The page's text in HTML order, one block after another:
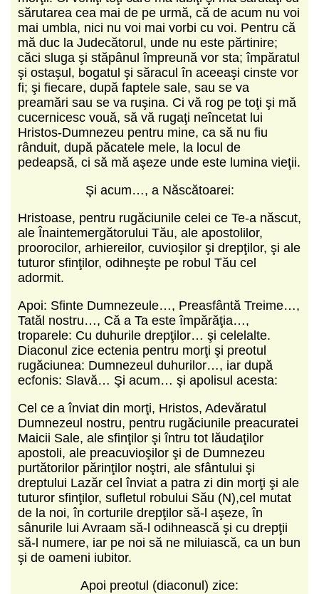
sărutarea cea mai de pe urmă, că de acum nu voi
mai umbla, nici nu voi mai vorbi cu voi. Pentru că
mă duc la Judecătorul, unde nu este părtinire;
căci sluga şi stăpânul împreună vor sta; împăratul
şi ostaşul, bogatul şi săracul în aceeaşi cinste vor
fi; şi fiecare, după faptele sale, sau se va
preamări sau se va ruşina. Ci vă rog pe toţi şi mă
cucernicesc vouă, să vă rugaţi neîncetat lui
Hristos‑Dumnezeu pentru mine, ca să nu fiu
rânduit, după păcatele mele, la locul de
pedeapsă, ci să mă aşeze unde este lumina vieţii.
Şi acum…, a Născătoarei:
Hristoase, pentru rugăciunile celei ce Te‑a născut,
ale Înaintemergătorului Tău, ale apostolilor,
proorocilor, arhiereilor, cuvioşilor şi drepţilor, şi ale
tuturor sfinţilor, odihneşte pe robul Tău cel
adormit.
Apoi: Sfinte Dumnezeule…, Preasfântă Treime…,
Tatăl nostru…, Că a Ta este împărăţia…,
troparele: Cu duhurile drepţilor… şi celelalte.
Diaconul zice ectenia pentru morţi şi preotul
rugăciunea: Dumnezeul duhurilor…, iar după
ecfonis: Slavă… Şi acum… şi apolisul acesta:
Cel ce a înviat din morţi, Hristos, Adevăratul
Dumnezeul nostru, pentru rugăciunile preacuratei
Maicii Sale, ale sfinţilor şi întru tot lăudaţilor
apostoli, ale preacuvioşilor şi de Dumnezeu
purtătorilor părinţilor noştri, ale sfântului şi
dreptului Lazăr cel înviat a patra zi din morţi şi ale
tuturor sfinţilor, sufletul robului Său (N),cel mutat
de la noi, în corturile drepţilor să‑l aşeze, în
sânurile lui Avraam să‑l odihnească şi cu drepţii
să‑l numere, iar pe noi să ne miluiască, ca un bun
şi de oameni iubitor.
Apoi preotul (diaconul) zice: